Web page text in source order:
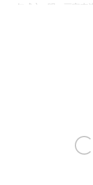
年成立。明の画家李
代の名家の山水画譜